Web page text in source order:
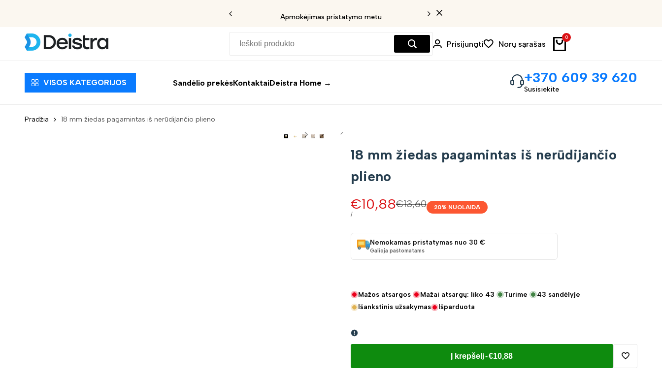
Apmokėjimas pristatymo metu
Prisijungti Norų sąrašas
0
VISOS KATEGORIJOS Sandėlio prekėsKontaktaiDeistra Home → +370 609 39 620
Susisiekite
Pradžia 18 mm žiedas pagamintas iš nerūdijančio plieno
18 mm žiedas pagamintas iš nerūdijančio
plieno
Įprasta
€13,60
Pardavimo
kaina
€10,88
VIENETO
/
20% NUOLAIDA
Nemokamas pristatymas nuo 30 €
Galioja paštomatams
Mažos atsargos Mažai atsargų: liko 43 Turime 43 sandėlyje
Išankstinis užsakymas
Išparduota
Į krepšelį-€10,88
Pridėti